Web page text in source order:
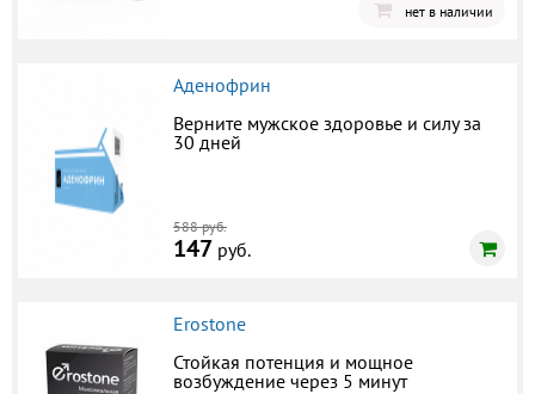
нет в наличии
Аденофрин
Верните мужское здоровье и силу за
30 дней
588 руб.
147 руб.
Erostone
Стойкая потенция и мощное
возбуждение через 5 минут